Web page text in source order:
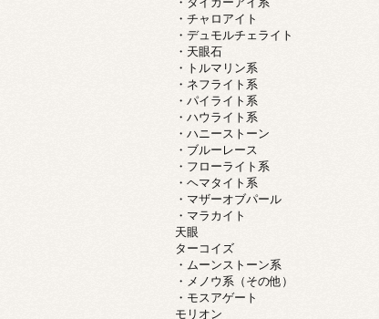
・チャロアイト
・デュモルチェライト
・天眼石
・トルマリン系
・ネフライト系
・パイライト系
・ハウライト系
・ハニーストーン
・ブルーレース
・フローライト系
・ヘマタイト系
・マザーオブパール
・マラカイト
天眼
ターコイズ
・ムーンストーン系
・メノウ系（その他）
・モスアゲート
モリオン